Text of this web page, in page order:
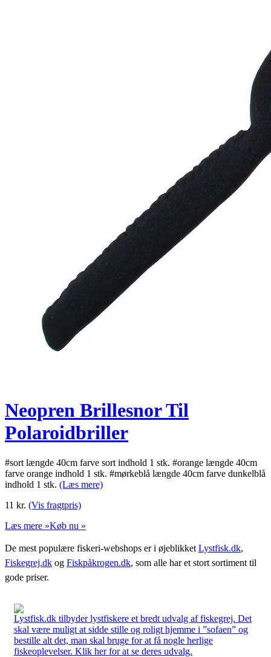
Neopren Brillesnor Til
Polaroidbriller
#sort længde 40cm farve sort indhold 1 stk. #orange længde 40cm
farve orange indhold 1 stk. #mørkeblå længde 40cm farve dunkelblå
indhold 1 stk. (Læs mere)
11 kr. (Vis fragtpris)
Læs mere »Køb nu »
De mest populære fiskeri-webshops er i øjeblikket Lystfisk.dk,
Fiskegrej.dk og Fiskpåkrogen.dk, som alle har et stort sortiment til
gode priser.
Lystfisk.dk tilbyder lystfiskere et bredt udvalg af fiskegrej. Det
skal være muligt at sidde stille og roligt hjemme i ”sofaen” og
bestille alt det, man skal bruge for at få nogle herlige
fiskeoplevelser. Klik her for at se deres udvalg.